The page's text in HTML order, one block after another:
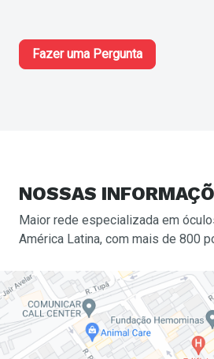
Fazer uma Pergunta
NOSSAS
Maior rede especializada em
América Latina, com mais de 800